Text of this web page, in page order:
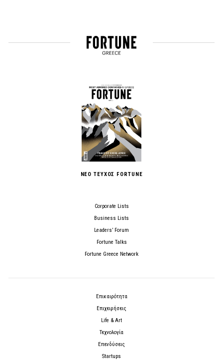
ΝΕΟ ΤΕΥΧΟΣ FORTUNE
Corporate Lists
Business Lists
Leaders’ Forum
Fortune Talks
Fortune Greece Network
Επικαιρότητα
Επιχειρήσεις
Life & Art
Τεχνολογία
Επενδύσεις
Startups